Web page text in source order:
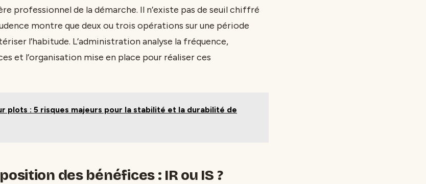
professionnel de la démarche. Il n’existe pas de seuil chiffré
montre que deux ou trois opérations sur une période
l’habitude. L’administration analyse la fréquence,
et l’organisation mise en place pour réaliser ces
plots : 5 risques majeurs pour la stabilité et la durabilité de
des bénéfices : IR ou IS ?